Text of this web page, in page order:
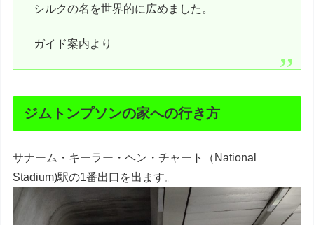
シルクの名を世界的に広めました。
ガイド案内より
ジムトンプソンの家への行き方
サナーム・キーラー・ヘン・チャート（National
Stadium)駅の1番出口を出ます。